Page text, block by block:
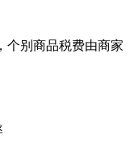
个别商品税费由商家